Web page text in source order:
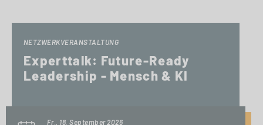
NETZWERKVERANSTALTUNG
Experttalk: Future-Ready
Leadership - Mensch & KI
Fr., 18. September 2026